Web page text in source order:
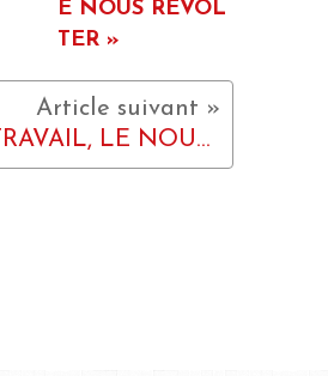
E NOUS REVOL
TER »
FRANCE TRAVAIL, LE NOUVEAU NOM DE LA CASSE SOCIALE